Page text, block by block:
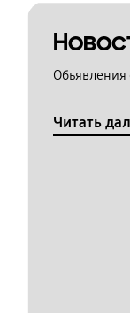
Обьявления
Читать